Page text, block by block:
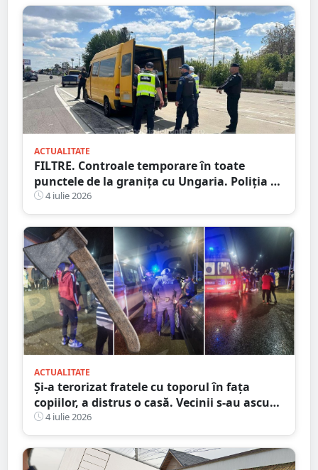
ACTUALITATE
FILTRE. Controale temporare în toate
punctele de la granița cu Ungaria. Poliția de
Frontieră, Poliția și Jandarmeria
4 iulie 2026
ACTUALITATE
Și-a terorizat fratele cu toporul în fața
copiilor, a distrus o casă. Vecinii s-au ascuns
de frică
4 iulie 2026